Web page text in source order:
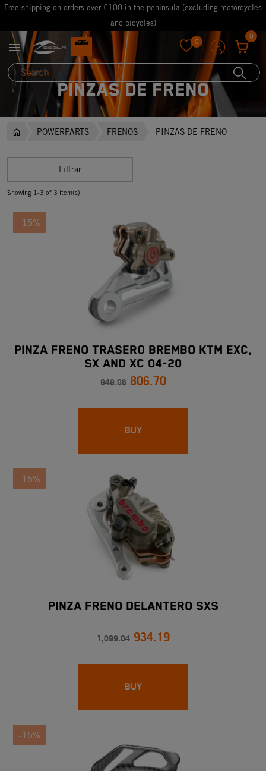
Free shipping on orders over €100 in the peninsula (excluding motorcycles
and bicycles)
 0
0
PINZAS DE FRENO
POWERPARTS FRENOS PINZAS DE FRENO
Filtrar
Showing 1-3 of 3 item(s)
-15%
PINZA FRENO TRASERO BREMBO KTM EXC,
SX And XC 04-20
949.06 806.70
BUY
-15%
PINZA FRENO DELANTERO SXS
1,099.04 934.19
BUY
-15%